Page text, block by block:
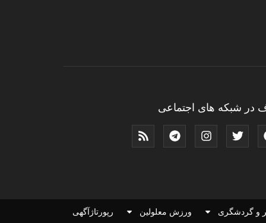
در شبکه های اجتماعی
و گردشگری ورزش معلولین رپورتاژآگهی